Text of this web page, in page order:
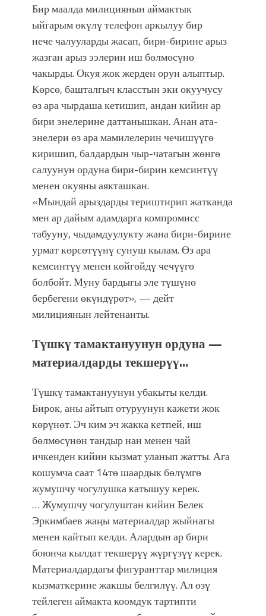
Бир маалда милициянын аймактык
ыйгарым өкүлү телефон аркылуу бир
нече чалууларды жасап, бири-бирине арыз
жазган арыз ээлерин иш бөлмөсүнө
чакырды. Окуя жок жерден орун алыптыр.
Көрсө, башталгыч класстын эки окуучусу
өз ара чырдаша кетишип, андан кийин ар
бири энелерине даттанышкан. Анан ата-
энелери өз ара мамилелерин чечишүүгө
киришип, балдардын чыр-чатагын жөнгө
салуунун ордуна бири-бирин кемсинтүү
менен окуяны аякташкан.
«Мындай арыздарды териштирип жатканда
мен ар дайым адамдарга компромисс
табууну, чыдамдуулукту жана бири-бирине
урмат көрсөтүүнү сунуш кылам. Өз ара
кемсинтүү менен көйгөйдү чечүүгө
болбойт. Муну бардыгы эле түшүнө
бербегени өкүндүрөт», — дейт
милициянын лейтенанты.
Түшкү тамактануунун ордуна —
материалдарды текшерүү…
Түшкү тамактануунун убакыты келди.
Бирок, аны айтып отуруунун кажети жок
көрүнөт. Эч ким эч жакка кетпей, иш
бөлмөсүнөн тандыр нан менен чай
ичкенден кийин кызмат уланып жатты. Ага
кошумча саат 14тө шаардык бөлүмгө
жумушчу чогулушка катышуу керек.
… Жумушчу чогулуштан кийин Белек
Эркимбаев жаңы материалдар жыйнагы
менен кайтып келди. Алардын ар бири
боюнча кылдат текшерүү жүргүзүү керек.
Материалдардагы фигуранттар милиция
кызматкерине жакшы белгилүү. Ал өзү
тейлеген аймакта коомдук тартипти